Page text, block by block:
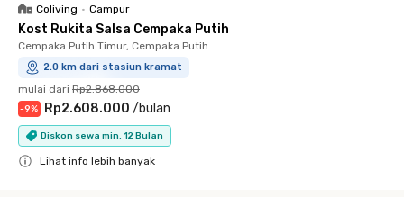
Coliving • Campur
Kost Rukita Salsa Cempaka Putih
Cempaka Putih Timur, Cempaka Putih
2.0 km dari stasiun kramat
mulai dari Rp2.868.000
-9% Rp2.608.000 /bulan
Diskon sewa min. 12 Bulan
Lihat info lebih banyak